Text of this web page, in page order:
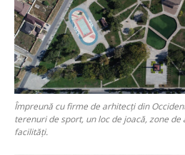
Împreună cu firme de arhitecți din
terenuri de sport, un loc de joacă, zone
facilități.